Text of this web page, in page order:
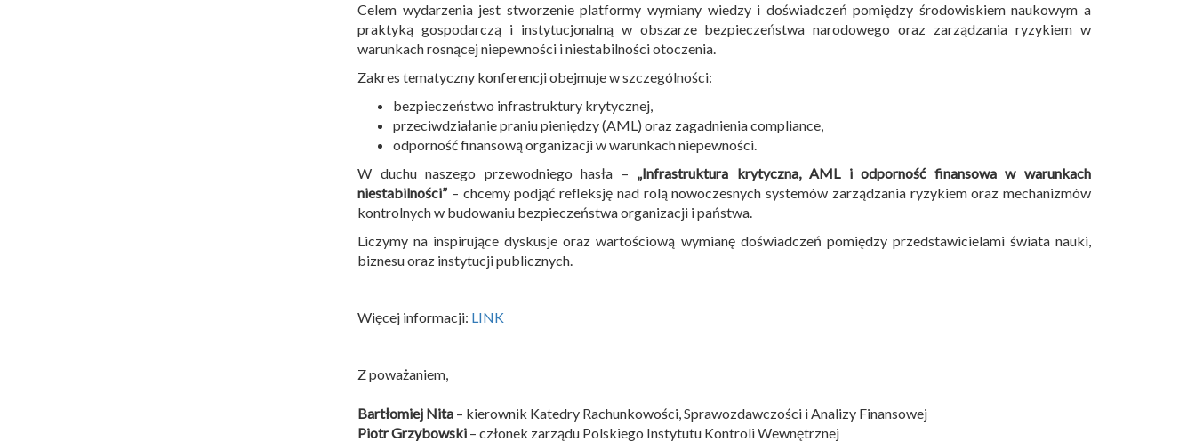
Celem wydarzenia jest stworzenie platformy wymiany wiedzy i doświadczeń pomiędzy środowiskiem naukowym a
praktyką gospodarczą i instytucjonalną w obszarze bezpieczeństwa narodowego oraz zarządzania ryzykiem w
warunkach rosnącej niepewności i niestabilności otoczenia.
Zakres tematyczny konferencji obejmuje w szczególności:
bezpieczeństwo infrastruktury krytycznej,
przeciwdziałanie praniu pieniędzy (AML) oraz zagadnienia compliance,
odporność finansową organizacji w warunkach niepewności.
W duchu naszego przewodniego hasła – „Infrastruktura krytyczna, AML i odporność finansowa w warunkach
niestabilności”– chcemy podjąć refleksję nad rolą nowoczesnych systemów zarządzania ryzykiem oraz mechanizmów
kontrolnych w budowaniu bezpieczeństwa organizacji i państwa.
Liczymy na inspirujące dyskusje oraz wartościową wymianę doświadczeń pomiędzy przedstawicielami świata nauki,
biznesu oraz instytucji publicznych.
Więcej informacji: LINK
Z poważaniem,
Bartłomiej Nita – kierownik Katedry Rachunkowości, Sprawozdawczości i Analizy Finansowej
Piotr Grzybowski – członek zarządu Polskiego Instytutu Kontroli Wewnętrznej